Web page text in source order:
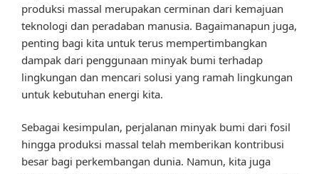
produksi massal merupakan cerminan dari kemajuan
teknologi dan peradaban manusia. Bagaimanapun juga,
penting bagi kita untuk terus mempertimbangkan
dampak dari penggunaan minyak bumi terhadap
lingkungan dan mencari solusi yang ramah lingkungan
untuk kebutuhan energi kita.
Sebagai kesimpulan, perjalanan minyak bumi dari fosil
hingga produksi massal telah memberikan kontribusi
besar bagi perkembangan dunia. Namun, kita juga